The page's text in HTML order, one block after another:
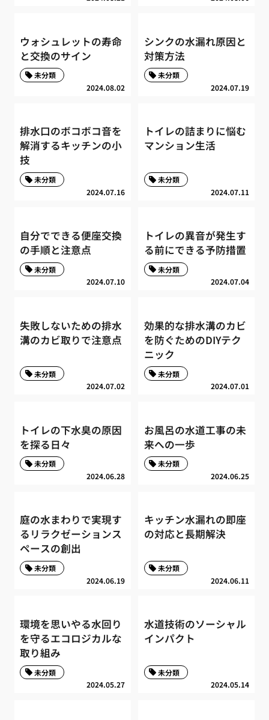
ウォシュレットの寿命
と交換のサイン
2024.08.02
未分類
シンクの水漏れ原因と
対策方法
2024.07.19
未分類
排水口のボコボコ音を
解消するキッチンの小
技
2024.07.16
未分類
トイレの詰まりに悩む
マンション生活
2024.07.11
未分類
自分でできる便座交換
の手順と注意点
2024.07.10
未分類
トイレの異音が発生す
る前にできる予防措置
2024.07.04
未分類
失敗しないための排水
溝のカビ取りで注意点
2024.07.02
未分類
効果的な排水溝のカビ
を防ぐためのDIYテク
ニック
2024.07.01
未分類
トイレの下水臭の原因
を探る日々
2024.06.28
未分類
お風呂の水道工事の未
来への一歩
2024.06.25
未分類
庭の水まわりで実現す
るリラクゼーションス
ペースの創出
2024.06.19
未分類
キッチン水漏れの即座
の対応と長期解決
2024.06.11
未分類
環境を思いやる水回り
を守るエコロジカルな
取り組み
2024.05.27
未分類
水道技術のソーシャル
インパクト
2024.05.14
未分類